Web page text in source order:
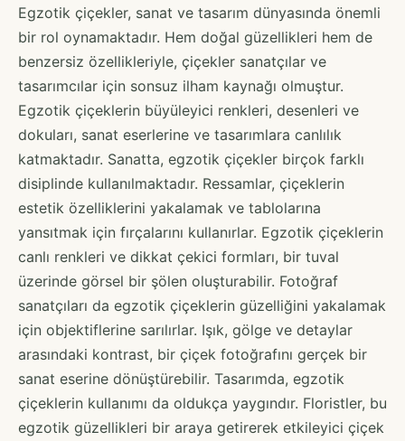
Egzotik çiçekler, sanat ve tasarım dünyasında önemli
bir rol oynamaktadır. Hem doğal güzellikleri hem de
benzersiz özellikleriyle, çiçekler sanatçılar ve
tasarımcılar için sonsuz ilham kaynağı olmuştur.
Egzotik çiçeklerin büyüleyici renkleri, desenleri ve
dokuları, sanat eserlerine ve tasarımlara canlılık
katmaktadır. Sanatta, egzotik çiçekler birçok farklı
disiplinde kullanılmaktadır. Ressamlar, çiçeklerin
estetik özelliklerini yakalamak ve tablolarına
yansıtmak için fırçalarını kullanırlar. Egzotik çiçeklerin
canlı renkleri ve dikkat çekici formları, bir tuval
üzerinde görsel bir şölen oluşturabilir. Fotoğraf
sanatçıları da egzotik çiçeklerin güzelliğini yakalamak
için objektiflerine sarılırlar. Işık, gölge ve detaylar
arasındaki kontrast, bir çiçek fotoğrafını gerçek bir
sanat eserine dönüştürebilir. Tasarımda, egzotik
çiçeklerin kullanımı da oldukça yaygındır. Floristler, bu
egzotik güzellikleri bir araya getirerek etkileyici çiçek